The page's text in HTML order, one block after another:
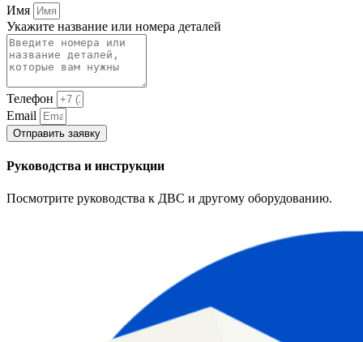
Имя
Укажите название или номера деталей
Телефон
Email
Отправить заявку
Руководства и инструкции
Посмотрите руководства к ДВС и другому оборудованию.